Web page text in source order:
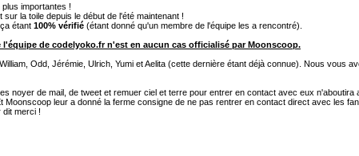
importantes !
la toile depuis le début de l'été maintenant !
étant 100% vérifié (étant donné qu'un membre de l'équipe les a rencontré).
de codelyoko.fr n'est en aucun cas officialisé par Moonscoop.
Odd, Jérémie, Ulrich, Yumi et Aelita (cette dernière étant déjà connue). Nous vous
de mail, de tweet et remuer ciel et terre pour entrer en contact avec eux
leur a donné la ferme consigne de ne pas rentrer en contact direct avec les
dit merci !